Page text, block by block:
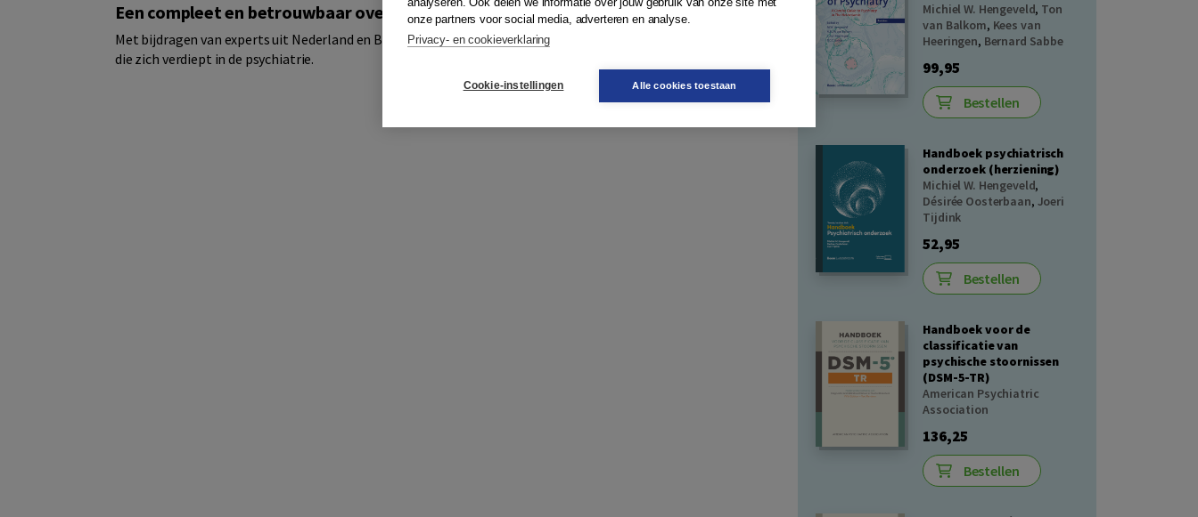
Een compleet en betrouwbaar overzichtswerk
Met bijdragen van experts uit Nederland en België is dit leerboek een onmisbaar naslagwerk voor iedereen
die zich verdiept in de psychiatrie.
Michiel W. Hengeveld, Ton
van Balkom, Kees van
Heeringen, Bernard Sabbe
99,95
Bestellen
Handboek psychiatrisch
onderzoek (herziening)
Michiel W. Hengeveld,
Désirée Oosterbaan, Joeri
Tijdink
52,95
Bestellen
Handboek voor de
classificatie van
psychische stoornissen
(DSM-5-TR)
American Psychiatric
Association
136,25
Bestellen
onze partners voor social media, adverteren en analyse.
Privacy- en cookieverklaring
Cookie-instellingen Alle cookies toestaan